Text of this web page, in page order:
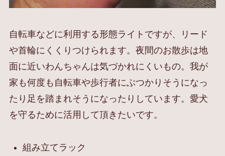
自転車などに利用する形態ライトですが、リード
や首輪にくくりつけられます。夜間のお散歩は地
面に近いわんちゃんは気づかれにくいもの。我が
家も何度も自転車や歩行者にぶつかりそうになっ
たり足を踏まれそうになったりしています。愛犬
を守るために活用して頂きたいです。
組み立てラック